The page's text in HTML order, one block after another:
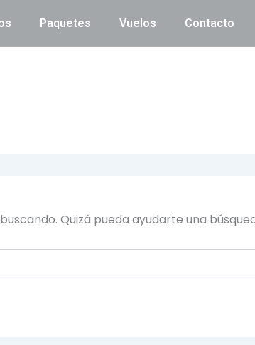
Paquetes Vuelos Contacto
Quizá pueda ayudarte una